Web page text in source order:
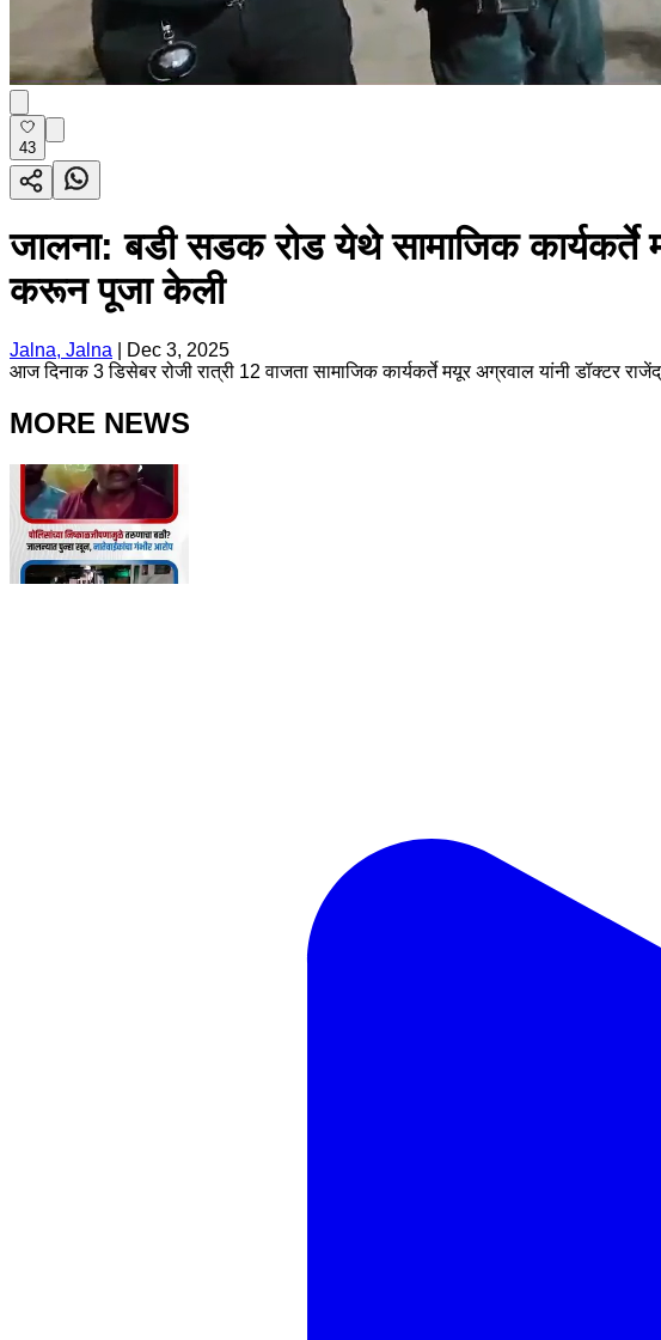
43
जालना: बडी सडक रोड येथे सामाजिक कार्यकर्ते
करून पूजा केली
Jalna, Jalna
Dec 3, 2025
आज दिनाक 3 डिसेबर रोजी रात्री 12 वाजता सामाजिक कार्यकर्ते मयूर अग्रवाल यांनी
MORE NEWS